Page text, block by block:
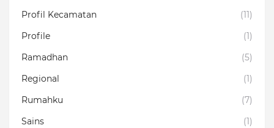
Profil Kecamatan
(11)
Profile
(1)
Ramadhan
(5)
Regional
(1)
Rumahku
(7)
Sains
(1)